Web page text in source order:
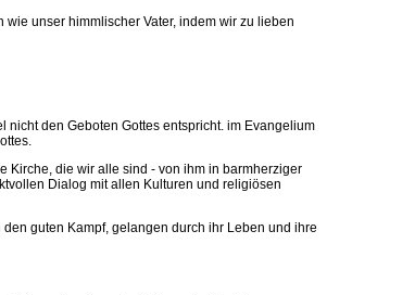
unser himmlischer Vater, indem wir zu lieben
den Geboten Gottes entspricht. im Evangelium
Kirche, die wir alle sind - von ihm in barmherziger
Dialog mit allen Kulturen und religiösen
guten Kampf, gelangen durch ihr Leben und ihre